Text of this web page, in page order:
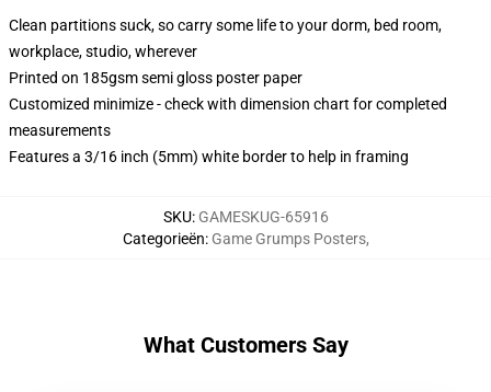
Clean partitions suck, so carry some life to your dorm, bed room,
workplace, studio, wherever
Printed on 185gsm semi gloss poster paper
Customized minimize - check with dimension chart for completed
measurements
Features a 3/16 inch (5mm) white border to help in framing
SKU: GAMESKUG-65916
Categorieën: Game Grumps Posters,
What Customers Say